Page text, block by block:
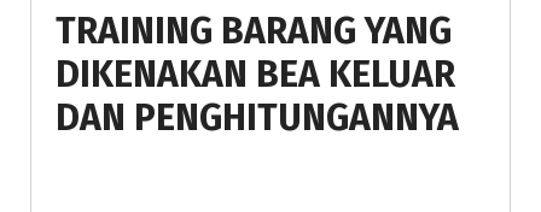
TRAINING BARANG YANG
DIKENAKAN BEA KELUAR
DAN PENGHITUNGANNYA